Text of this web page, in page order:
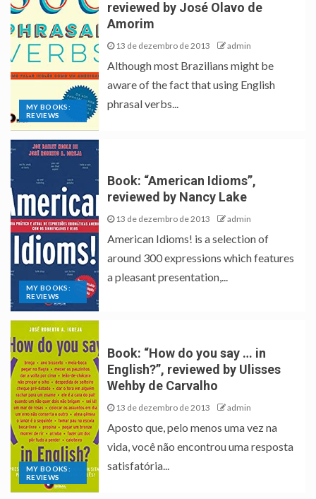
MY BOOKS:
REVIEWS
reviewed by José Olavo de
Amorim
13 de dezembro de 2013 admin
Although most Brazilians might be
aware of the fact that using English
phrasal verbs...
MY BOOKS:
REVIEWS
Book: “American Idioms”,
reviewed by Nancy Lake
13 de dezembro de 2013 admin
American Idioms! is a selection of
around 300 expressions which features
a pleasant presentation,...
MY BOOKS:
REVIEWS
Book: “How do you say … in
English?”, reviewed by Ulisses
Wehby de Carvalho
13 de dezembro de 2013 admin
Aposto que, pelo menos uma vez na
vida, você não encontrou uma resposta
satisfatória...